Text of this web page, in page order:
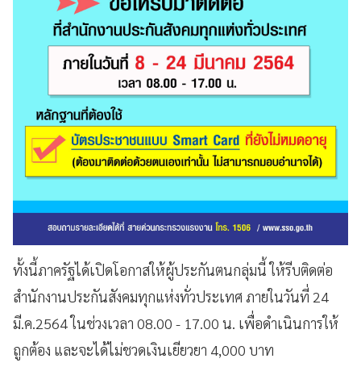
ทั้งนี้ภาครัฐได้เปิดโอกาสให้ผู้ประกันตนกลุ่มนี้ ให้รีบติดต่อ
สำนักงานประกันสังคมทุกแห่งทั่วประเทศ ภายในวันที่ 24
มี.ค.2564 ในช่วงเวลา 08.00 - 17.00 น. เพื่อดำเนินการให้
ถูกต้อง และจะได้ไม่ชวดเงินเยียวยา 4,000 บาท